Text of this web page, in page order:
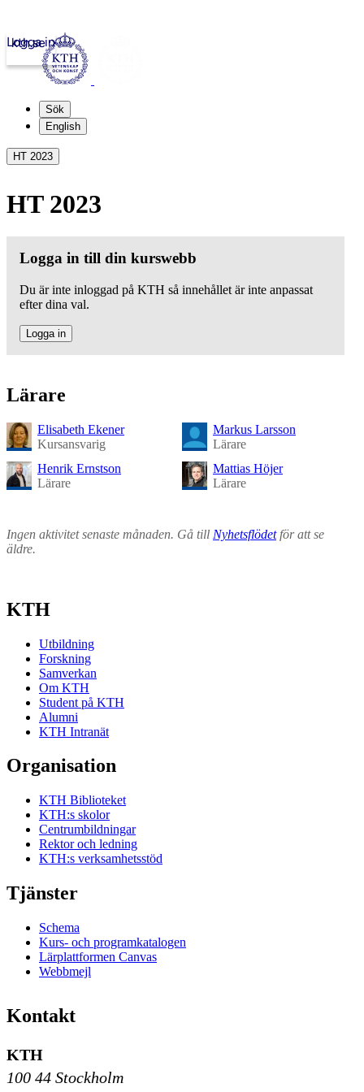
kth.se
Logga in
Sök
English
HT 2023
HT 2023
Logga in till din kurswebb
Du är inte inloggad på KTH så innehållet är inte anpassat
efter dina val.
Logga in
Lärare
Elisabeth Ekener
Kursansvarig
Henrik Ernstson
Lärare
Markus Larsson
Lärare
Mattias Höjer
Lärare
Ingen aktivitet senaste månaden. Gå till Nyhetsflödetför att se
äldre.
KTH
Utbildning
Forskning
Samverkan
Om KTH
Student på KTH
Alumni
KTH Intranät
Organisation
KTH Biblioteket
KTH:s skolor
Centrumbildningar
Rektor och ledning
KTH:s verksamhetsstöd
Tjänster
Schema
Kurs- och programkatalogen
Lärplattformen Canvas
Webbmejl
Kontakt
KTH
100 44 Stockholm